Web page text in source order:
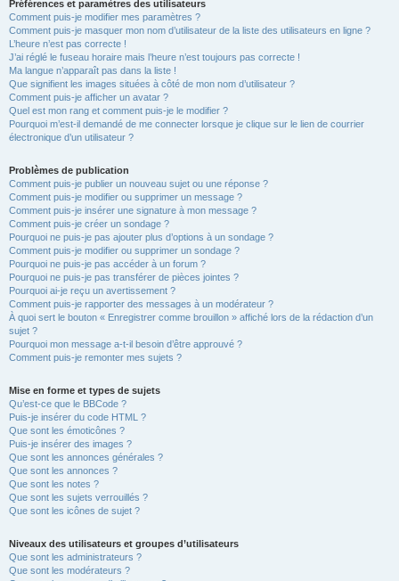
Préférences et paramètres des utilisateurs
Comment puis-je modifier mes paramètres ?
Comment puis-je masquer mon nom d’utilisateur de la liste des utilisateurs en ligne ?
L’heure n’est pas correcte !
J’ai réglé le fuseau horaire mais l’heure n’est toujours pas correcte !
Ma langue n’apparaît pas dans la liste !
Que signifient les images situées à côté de mon nom d’utilisateur ?
Comment puis-je afficher un avatar ?
Quel est mon rang et comment puis-je le modifier ?
Pourquoi m’est-il demandé de me connecter lorsque je clique sur le lien de courrier
électronique d’un utilisateur ?
Problèmes de publication
Comment puis-je publier un nouveau sujet ou une réponse ?
Comment puis-je modifier ou supprimer un message ?
Comment puis-je insérer une signature à mon message ?
Comment puis-je créer un sondage ?
Pourquoi ne puis-je pas ajouter plus d’options à un sondage ?
Comment puis-je modifier ou supprimer un sondage ?
Pourquoi ne puis-je pas accéder à un forum ?
Pourquoi ne puis-je pas transférer de pièces jointes ?
Pourquoi ai-je reçu un avertissement ?
Comment puis-je rapporter des messages à un modérateur ?
À quoi sert le bouton « Enregistrer comme brouillon » affiché lors de la rédaction d’un
sujet ?
Pourquoi mon message a-t-il besoin d’être approuvé ?
Comment puis-je remonter mes sujets ?
Mise en forme et types de sujets
Qu’est-ce que le BBCode ?
Puis-je insérer du code HTML ?
Que sont les émoticônes ?
Puis-je insérer des images ?
Que sont les annonces générales ?
Que sont les annonces ?
Que sont les notes ?
Que sont les sujets verrouillés ?
Que sont les icônes de sujet ?
Niveaux des utilisateurs et groupes d’utilisateurs
Que sont les administrateurs ?
Que sont les modérateurs ?